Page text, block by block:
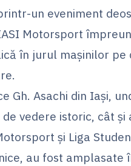
un eveniment
Motorsport
în jurul mașinilor pe
Gh. Asachi din Iași,
vedere istoric, cât și
și Liga
au fost amplasate